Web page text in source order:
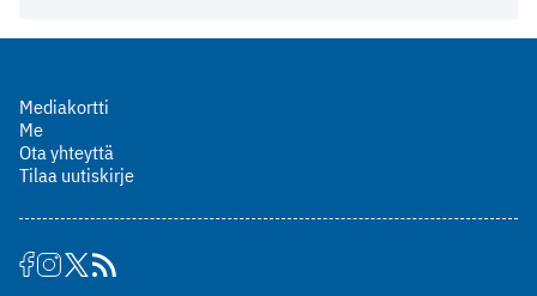
Mediakortti
Me
Ota yhteyttä
Tilaa uutiskirje